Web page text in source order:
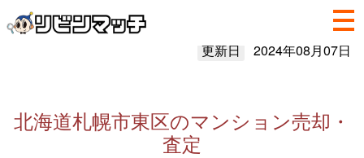
更新日 2024年08月07日
北海道札幌市東区のマンション売却・
査定